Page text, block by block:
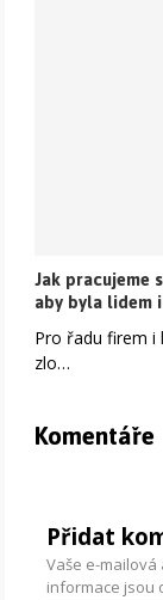
Jak pracujeme
aby byla lidem
Pro řadu firem i
zlo…
Komentáře
Přidat
Vaše e-
informace jsou